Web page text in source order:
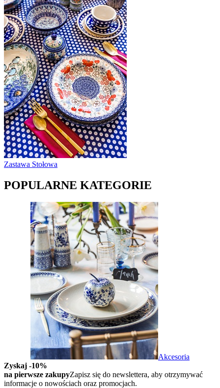
Zastawa Stołowa
POPULARNE KATEGORIE
Akcesoria
Zyskaj -10%
na pierwsze zakupyZapisz się do newslettera, aby otrzymywać
informacje o nowościach oraz promocjach.